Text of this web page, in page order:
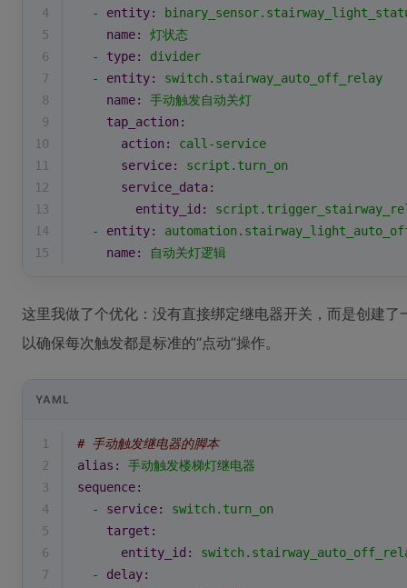
4
- entity:
5
name:
灯状态
6
- type:
divider
7
- entity:
switch.stairway_auto_off_relay
8
name:
手动触发自动关灯
9
tap_action:
10
action:
call-service
11
service:
script.turn_on
12
service_data:
13
entity_id:
14
- entity:
15
name: 自动关灯逻辑
这里我做了个优化：没有直接绑定继电器开关，而是创建了
以确保每次触发都是标准的“点动”操作。
YAML
1
# 手动触发继电器的脚本
2
alias:
手动触发楼梯灯继电器
3
sequence:
4
- service:
switch.turn_on
5
target:
6
entity_id:
7
-
delay: